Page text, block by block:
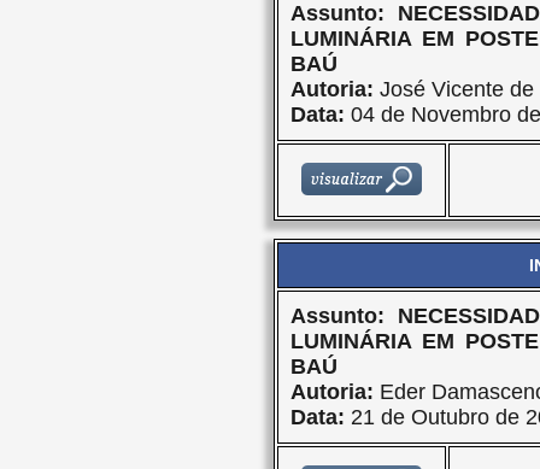
Assunto:
LUMINÁRIA EM
BAÚ
Autoria: José Vicente de
Data: 04 de Novembro
Assunto:
LUMINÁRIA EM
BAÚ
Autoria: Eder
Data: 21 de Outubro de